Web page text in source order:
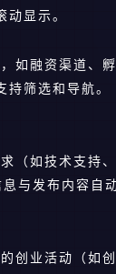
显示。
如融资渠道、
筛选和导航
如技术支持
息与发布内容自
创业活动（如